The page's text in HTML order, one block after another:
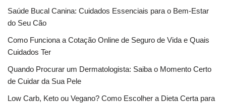
Saúde Bucal Canina: Cuidados Essenciais para o Bem-Estar
do Seu Cão
Como Funciona a Cotação Online de Seguro de Vida e Quais
Cuidados Ter
Quando Procurar um Dermatologista: Saiba o Momento Certo
de Cuidar da Sua Pele
Low Carb, Keto ou Vegano? Como Escolher a Dieta Certa para